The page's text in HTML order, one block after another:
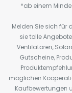
*ab einem
Melden Sie sich für
sie tolle
Ventilatoren,
Gutscheine,
möglichen
Kaufbewertungen